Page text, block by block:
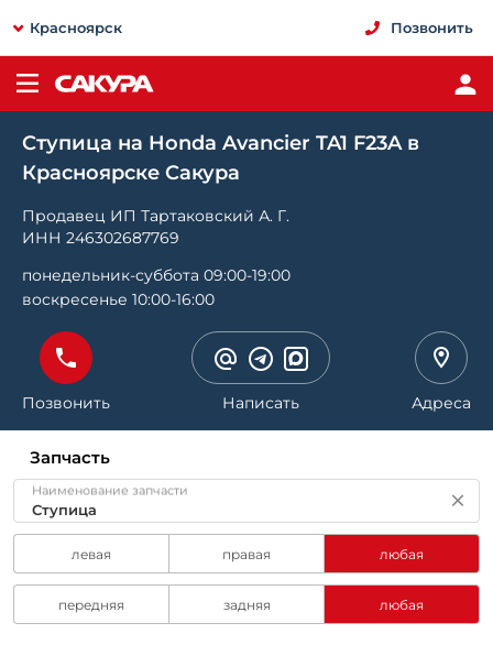
Красноярск Позвонить
Ступица на Honda Avancier TA1 F23A в
Красноярске Сакура
Продавец ИП Тартаковский А. Г.
ИНН 246302687769
понедельник-суббота 09:00-19:00
воскресенье 10:00-16:00
Позвонить Написать Адреса
Запчасть
Наименование запчасти
левая правая любая
передняя задняя любая